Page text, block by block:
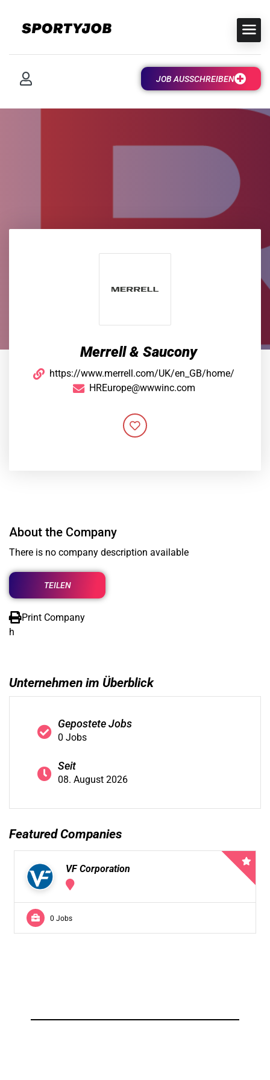
JOB AUSSCHREIBEN
Merrell & Saucony
https://www.merrell.com/UK/en_GB/home/
HREurope@wwwinc.com
About the Company
There is no company description available
TEILEN
Print Company
h
Unternehmen im Überblick
Gepostete Jobs
0 Jobs
Seit
08. August 2026
Featured Companies
VF Corporation
0 Jobs